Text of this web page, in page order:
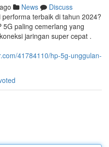
News
Discuss
terbaik di tahun 2024?
paling cemerlang yang
jaringan super cepat .
41784110/hp-5g-unggulan-